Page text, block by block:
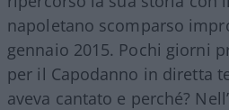
napoletano scomparso
gennaio 2015. Pochi giorni
per il Capodanno in diretta
aveva cantato e perché?